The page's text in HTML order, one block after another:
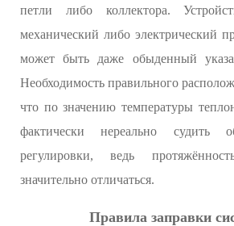
петли либо коллектора.
механический либо электрический
может быть даже обыденный
Необходимость правильного
что по значению температуры
фактически нереально судить
регулировки, ведь
значительно отличаться.
Правила заправки